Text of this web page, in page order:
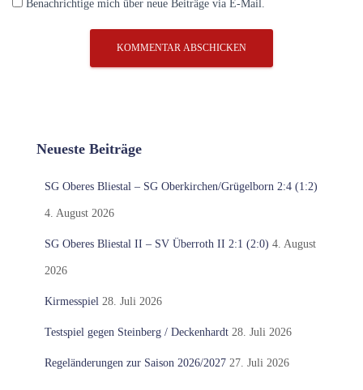
Benachrichtige mich über neue Beiträge via E-Mail.
Neueste Beiträge
SG Oberes Bliestal – SG Oberkirchen/Grügelborn 2:4 (1:2)
4. August 2026
SG Oberes Bliestal II – SV Überroth II 2:1 (2:0) 4. August
2026
Kirmesspiel 28. Juli 2026
Testspiel gegen Steinberg / Deckenhardt 28. Juli 2026
Regeländerungen zur Saison 2026/2027 27. Juli 2026